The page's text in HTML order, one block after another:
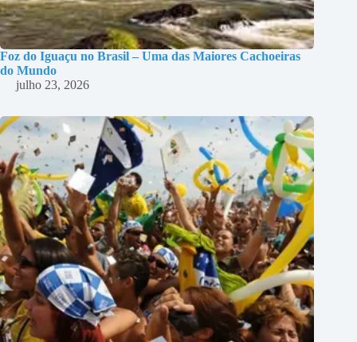
Foz do Iguaçu no Brasil – Uma das Maiores Cachoeiras
do Mundo
julho 23, 2026